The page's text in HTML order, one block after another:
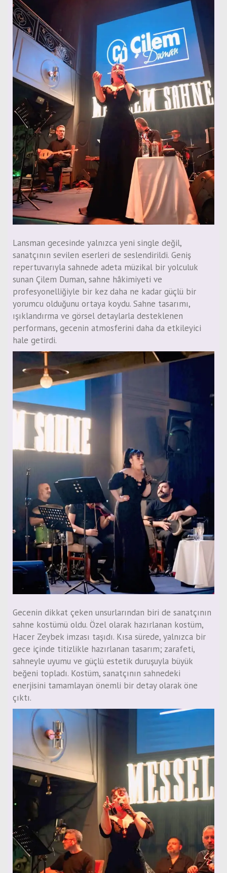
Lansman gecesinde yalnızca yeni single değil,
sanatçının sevilen eserleri de seslendirildi. Geniş
repertuvarıyla sahnede adeta müzikal bir yolculuk
sunan Çilem Duman, sahne hâkimiyeti ve
profesyonelliğiyle bir kez daha ne kadar güçlü bir
yorumcu olduğunu ortaya koydu. Sahne tasarımı,
ışıklandırma ve görsel detaylarla desteklenen
performans, gecenin atmosferini daha da etkileyici
hale getirdi.
Gecenin dikkat çeken unsurlarından biri de sanatçının
sahne kostümü oldu. Özel olarak hazırlanan kostüm,
Hacer Zeybek imzası taşıdı. Kısa sürede, yalnızca bir
gece içinde titizlikle hazırlanan tasarım; zarafeti,
sahneyle uyumu ve güçlü estetik duruşuyla büyük
beğeni topladı. Kostüm, sanatçının sahnedeki
enerjisini tamamlayan önemli bir detay olarak öne
çıktı.